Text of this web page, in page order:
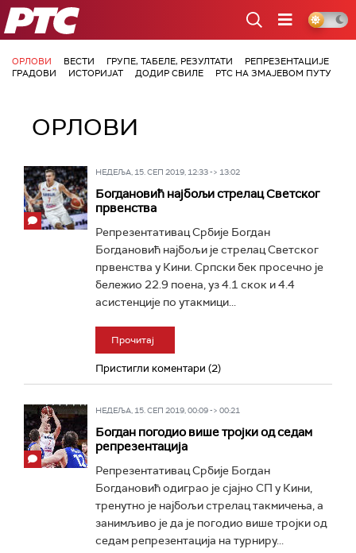
РТС
ОРЛОВИ ВЕСТИ ГРУПЕ, ТАБЕЛЕ, РЕЗУЛТАТИ
РЕПРЕЗЕНТАЦИЈЕ
ГРАДОВИ
ИСТОРИЈАТ ДОДИР СВИЛЕ РТС НА ЗМАЈЕВОМ ПУТУ
ОРЛОВИ
НЕДЕЉА, 15. СЕП 2019, 12:33 -> 13:02
Богдановић најбољи стрелац Светског
првенства
Репрезентативац Србије Богдан
Богдановић најбољи је стрелац Светског
првенства у Кини. Српски бек просечно је
бележио 22.9 поена, уз 4.1 скок и 4.4
асистенције по утакмици...
Прочитај
Пристигли коментари (2)
НЕДЕЉА, 15. СЕП 2019, 00:09 -> 00:21
Богдан погодио више тројки од седам
репрезентација
Репрезентативац Србије Богдан
Богдановић одиграо је сјајно СП у Кини,
тренутно је најбољи стрелац такмичења, а
занимљиво је да је погодио више тројки од
седам репрезентација на турниру...